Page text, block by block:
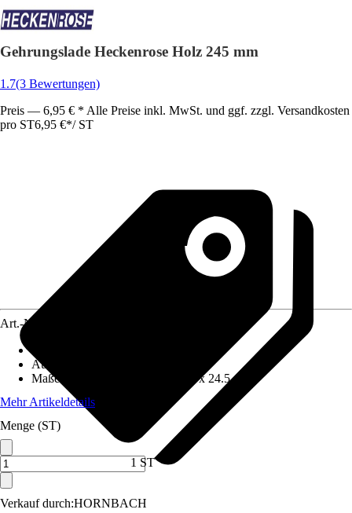
Gehrungslade Heckenrose Holz 245 mm
1.7(3 Bewertungen)
Preis — 6,95 € * Alle Preise inkl. MwSt. und ggf. zzgl. Versandkosten
pro ST6,95 €*/ ST
Verkauf durch:HORNBACH
Art.-Nr.
Ausführung
Maße (BxHxT)
5.3 cm x 5.5 cm x 24.5 cm
Mehr Artikeldetails
Menge (ST)
1 ST